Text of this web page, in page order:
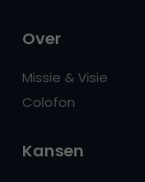
Over
Missie & Visie
Colofon
Kansen